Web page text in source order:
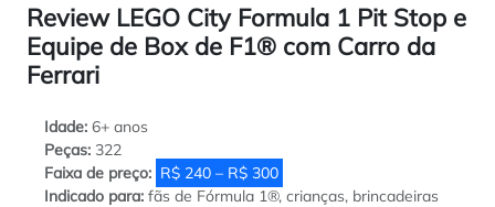
Review LEGO City Formula 1 Pit Stop e
Equipe de Box de F1® com Carro da
Ferrari
Idade: 6+ anos
Peças: 322
Faixa de preço: R$ 240 – R$ 300
Indicado para: fãs de Fórmula 1®, crianças, brincadeiras